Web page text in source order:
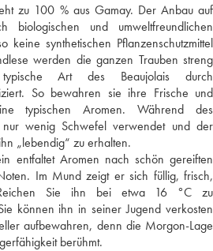
zu 100 % aus Gamay. Der Anbau auf
biologischen und umweltfreundlichen
keine synthetischen Pflanzenschutzmittel
werden die ganzen Trauben streng
Art des Beaujolais durch
So bewahren sie ihre Frische und
typischen Aromen. Während des
nur wenig Schwefel verwendet und der
„lebendig“ zu erhalten.
entfaltet Aromen nach schön gereiften
Im Mund zeigt er sich füllig, frisch,
Sie ihn bei etwa 16 °C zu
können ihn in seiner Jugend verkosten
aufbewahren, denn die Morgon-Lage
berühmt.